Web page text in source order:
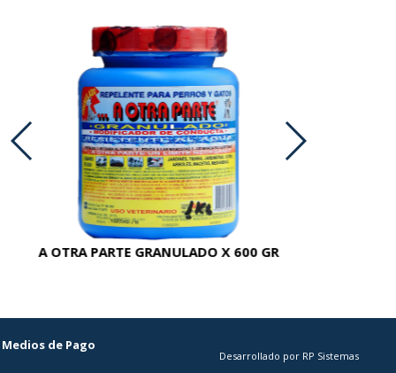
A OTRA PARTE GRANULADO X 600 GR
Medios de Pago
Desarrollado por RP Sistemas